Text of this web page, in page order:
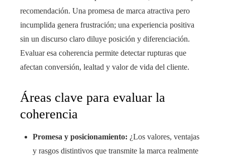
recomendación. Una promesa de marca atractiva pero
incumplida genera frustración; una experiencia positiva
sin un discurso claro diluye posición y diferenciación.
Evaluar esa coherencia permite detectar rupturas que
afectan conversión, lealtad y valor de vida del cliente.
Áreas clave para evaluar la
coherencia
Promesa y posicionamiento: ¿Los valores, ventajas
y rasgos distintivos que transmite la marca realmente